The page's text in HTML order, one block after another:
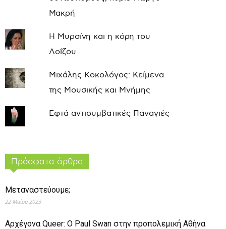
Μακρή
Η Μυρσίνη και η κόρη του
Λοΐζου
Μιχάλης Κοκολόγος: Κείμενα
της Μουσικής και Μνήμης
Εφτά αντισυμβατικές Παναγιές
Πρόσφατα άρθρα
Μεταναστεύουμε;
22 Μαΐου 2023
Αρχέγονα Queer: O Paul Swan στην προπολεμική Αθήνα